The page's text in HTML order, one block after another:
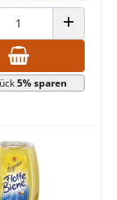
VERRINGERN ANZAHL
5% sparen